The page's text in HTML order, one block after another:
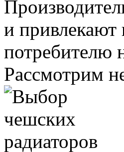
и привлекают
потребителю
Рассмотрим